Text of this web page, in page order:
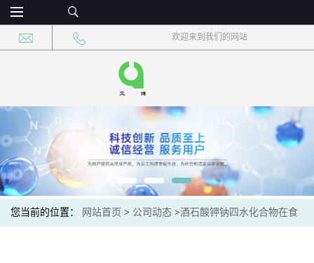
欢迎来到我们的网站
您当前的位置： 网站首页 > 公司动态 >酒石酸钾钠四水化合物在食